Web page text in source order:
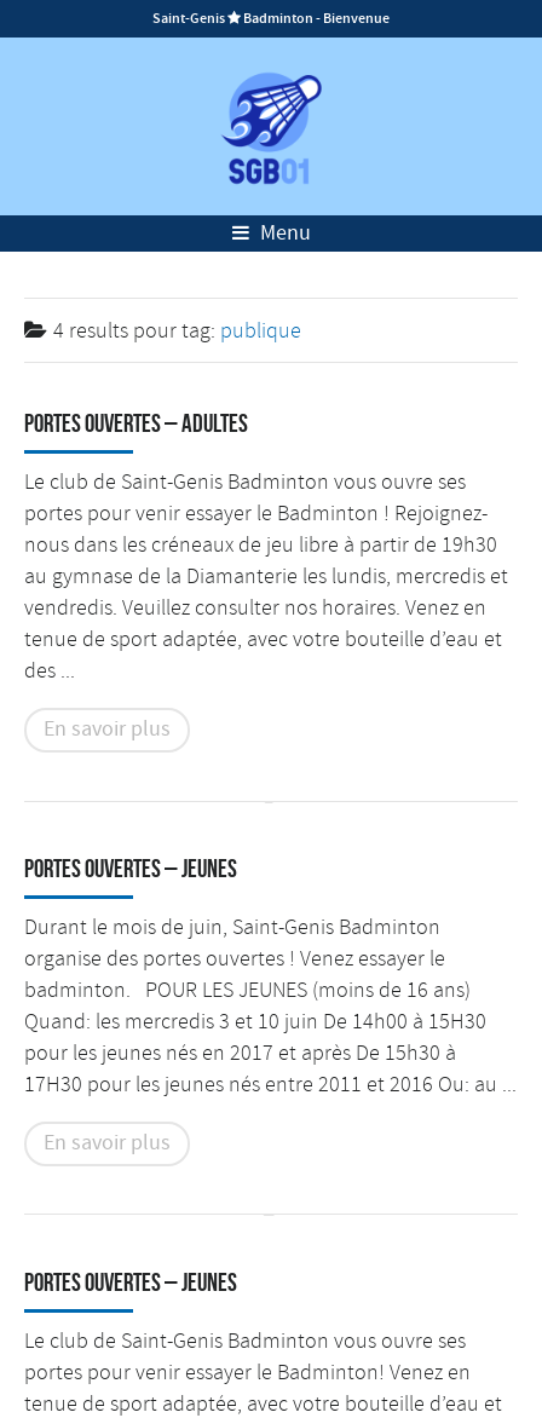
Saint-Genis Badminton - Bienvenue
Menu
4 results pourtag: publique
Portes Ouvertes – Adultes
Le club de Saint-Genis Badminton vous ouvre ses
portes pour venir essayer le Badminton ! Rejoignez-
nous dans les créneaux de jeu libre à partir de 19h30
au gymnase de la Diamanterie les lundis, mercredis et
vendredis. Veuillez consulter nos horaires. Venez en
tenue de sport adaptée, avec votre bouteille d’eau et
des ...
En savoir plus
Portes Ouvertes – Jeunes
Durant le mois de juin, Saint-Genis Badminton
organise des portes ouvertes ! Venez essayer le
badminton. POUR LES JEUNES (moins de 16 ans)
Quand: les mercredis 3 et 10 juin De 14h00 à 15H30
pour les jeunes nés en 2017 et après De 15h30 à
17H30 pour les jeunes nés entre 2011 et 2016 Ou: au ...
En savoir plus
Portes Ouvertes – Jeunes
Le club de Saint-Genis Badminton vous ouvre ses
portes pour venir essayer le Badminton! Venez en
tenue de sport adaptée, avec votre bouteille d’eau et